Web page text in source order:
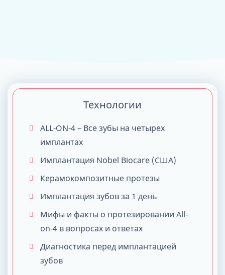
Технологии
ALL-ON-4 – Все зубы на четырех
имплантах
Имплантация Nobel Biocare (США)
Керамокомпозитные протезы
Имплантация зубов за 1 день
Мифы и факты о протезировании All-
on-4 в вопросах и ответах
Диагностика перед имплантацией
зубов